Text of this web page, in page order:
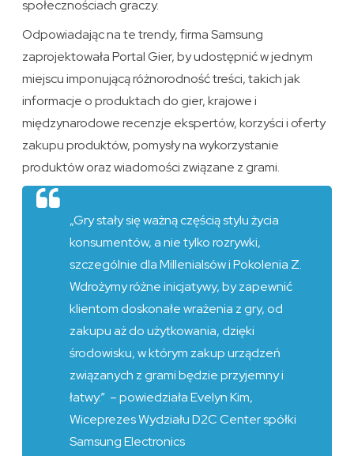
społecznościach graczy.
Odpowiadając na te trendy, firma Samsung
zaprojektowała Portal Gier, by udostępnić w jednym
miejscu imponującą różnorodność treści, takich jak
informacje o produktach do gier, krajowe i
międzynarodowe recenzje ekspertów, korzyści i oferty
zakupu produktów, pomysły na wykorzystanie
produktów oraz wiadomości związane z grami.
„Gry stały się ważną częścią stylu życia
konsumentów, a nie tylko rozrywki,
szczególnie dla Millenialsów i Pokolenia Z.
Wdrożymy różne inicjatywy, by zapewnić
klientom doskonałe wrażenia z gry, od
zakupu aż do użytkowania, dzięki
środowisku, w którym zakup urządzeń
związanych z grami będzie przyjemny i
łatwy.” – powiedziała Evelyn Kim,
Wiceprezes Wydziału D2C Center spółki
Samsung Electronics